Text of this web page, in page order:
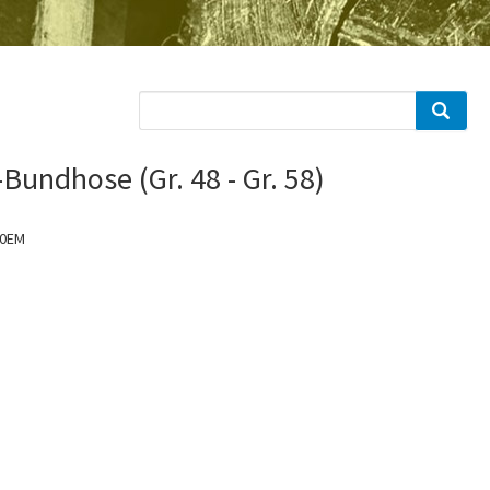
(Gr. 48 - Gr. 58)